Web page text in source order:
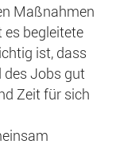
Maßnahmen
es begleitete
ist, dass
des Jobs gut
Zeit für sich